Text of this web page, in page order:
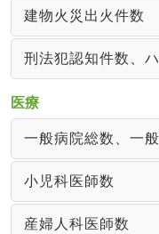
建物火災出火件数
刑法犯認知件数、
医療
一般病院総数、一
小児科医師数
産婦人科医師数